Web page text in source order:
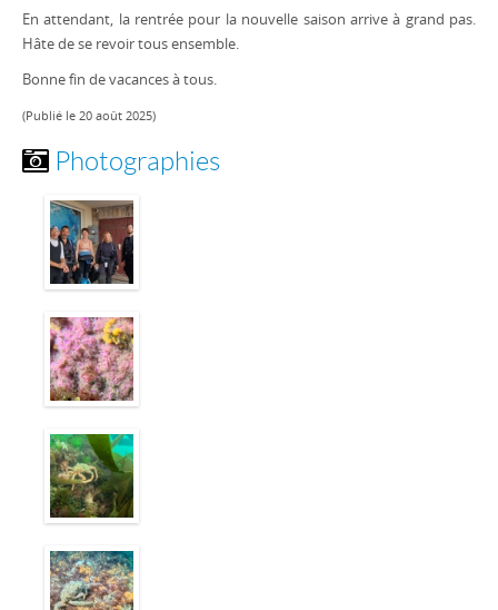
En attendant, la rentrée pour la nouvelle saison arrive à grand pas.
Hâte de se revoir tous ensemble.
Bonne fin de vacances à tous.
(Publié le 20 août 2025)
Photographies